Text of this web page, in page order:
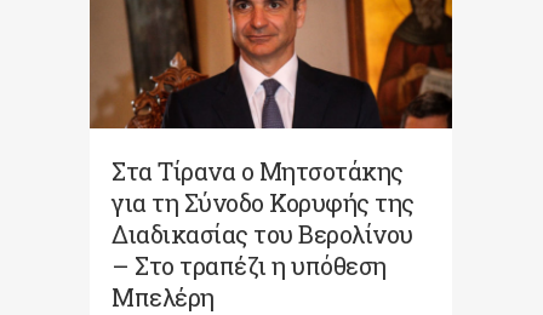
Στα Τίρανα ο Μητσοτάκης
για τη Σύνοδο Κορυφής της
Διαδικασίας του Βερολίνου
– Στο τραπέζι η υπόθεση
Μπελέρη